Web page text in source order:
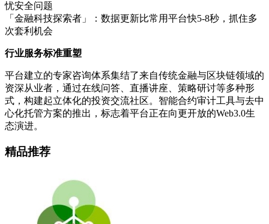
忧安全问题
「金融科技探索者」：数据更新比常用平台快5-8秒，抓住多
次套利机会
行业服务标准重塑
平台建立的专家咨询体系集结了来自传统金融与区块链领域的
资深从业者，通过在线问答、直播讲座、策略研讨等多种形
式，构建起立体化的投资交流社区。智能合约审计工具与去中
心化托管方案的推出，标志着平台正在向更开放的Web3.0生
态演进。
精品推荐